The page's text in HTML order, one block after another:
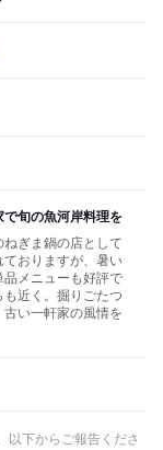
旬の魚河岸料理を
ぎま鍋の店として
おりますが、暑い
メニューも好評で
近く。掘りごたつ
い一軒家の風情を
以下からご報告くださ